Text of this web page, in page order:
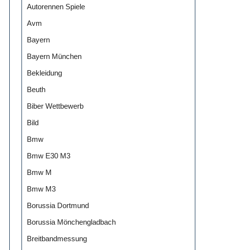
Autorennen Spiele
Avm
Bayern
Bayern München
Bekleidung
Beuth
Biber Wettbewerb
Bild
Bmw
Bmw E30 M3
Bmw M
Bmw M3
Borussia Dortmund
Borussia Mönchengladbach
Breitbandmessung